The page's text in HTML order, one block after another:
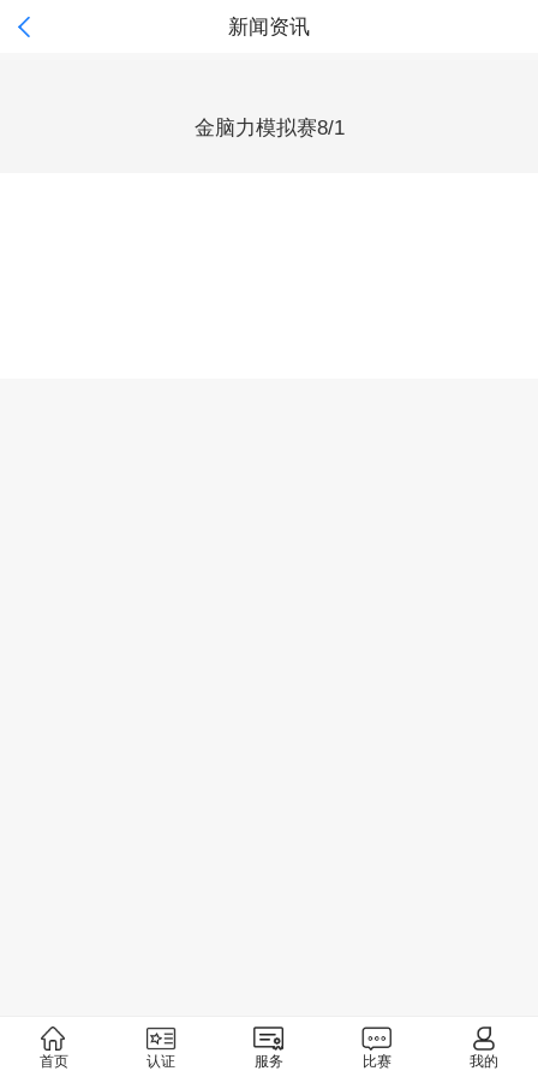
 新闻资讯
金脑力模拟赛8/1
首页 认证 服务 比赛 我的